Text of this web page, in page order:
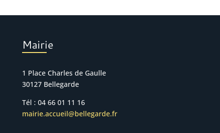
Mairie
1 Place Charles de Gaulle
30127 Bellegarde
Tél : 04 66 01 11 16
mairie.accueil@bellegarde.fr